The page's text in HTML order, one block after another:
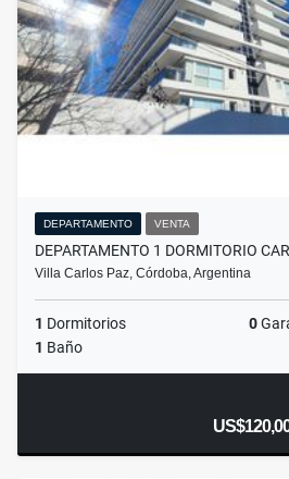
DEPARTAMENTO VENTA
DEPARTAMENTO 1 DORMITORIO
Villa Carlos Paz, Córdoba, Argentina
1 Dormitorios 0
1 Baño